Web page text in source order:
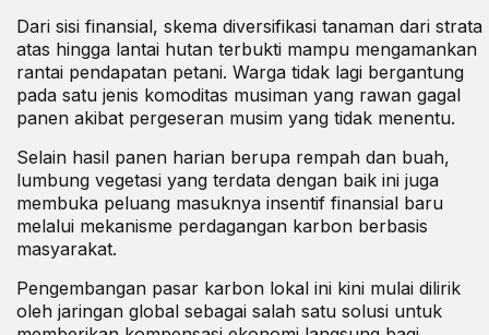
Dari sisi finansial, skema diversifikasi tanaman dari strata
atas hingga lantai hutan terbukti mampu mengamankan
rantai pendapatan petani. Warga tidak lagi bergantung
pada satu jenis komoditas musiman yang rawan gagal
panen akibat pergeseran musim yang tidak menentu.
Selain hasil panen harian berupa rempah dan buah,
lumbung vegetasi yang terdata dengan baik ini juga
membuka peluang masuknya insentif finansial baru
melalui mekanisme perdagangan karbon berbasis
masyarakat.
Pengembangan pasar karbon lokal ini kini mulai dilirik
oleh jaringan global sebagai salah satu solusi untuk